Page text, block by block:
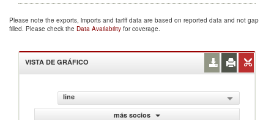
Please note the exports, imports and tariff data are based on reported data and not gap
filled. Please check the Data Availability for coverage.
VISTA DE GRÁFICO
line
más socios